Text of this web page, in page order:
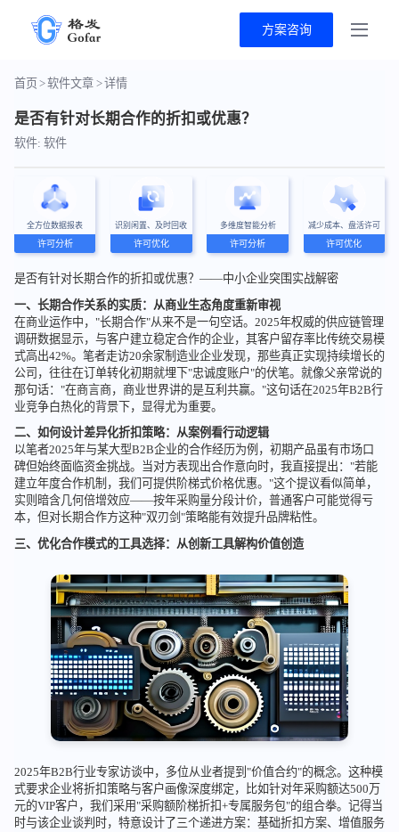
方案咨询
首页>软件文章 >详情
是否有针对长期合作的折扣或优惠？
软件: 软件
全方位数据报表
许可分析
识别闲置、及时回收
许可优化
多维度智能分析
许可分析
减少成本、盘活许可
许可优化
是否有针对长期合作的折扣或优惠？——中小企业突围实战解密
一、长期合作关系的实质：从商业生态角度重新审视
在商业运作中，"长期合作"从来不是一句空话。2025年权威的供应链管理
调研数据显示，与客户建立稳定合作的企业，其客户留存率比传统交易模
式高出42%。笔者走访20余家制造业企业发现，那些真正实现持续增长的
公司，往往在订单转化初期就埋下"忠诚度账户"的伏笔。就像父亲常说的
那句话："在商言商，商业世界讲的是互利共赢。"这句话在2025年B2B行
业竞争白热化的背景下，显得尤为重要。
二、如何设计差异化折扣策略：从案例看行动逻辑
以笔者2025年与某大型B2B企业的合作经历为例，初期产品虽有市场口
碑但始终面临资金挑战。当对方表现出合作意向时，我直接提出："若能
建立年度合作机制，我们可提供阶梯式价格优惠。"这个提议看似简单，
实则暗含几何倍增效应——按年采购量分段计价，普通客户可能觉得亏
本，但对长期合作方这种"双刃剑"策略能有效提升品牌粘性。
三、优化合作模式的工具选择：从创新工具解构价值创造
2025年B2B行业专家访谈中，多位从业者提到"价值合约"的概念。这种模
式要求企业将折扣策略与客户画像深度绑定，比如针对年采购额达500万
元的VIP客户，我们采用"采购额阶梯折扣+专属服务包"的组合拳。记得当
时与该企业谈判时，特意设计了三个递进方案：基础折扣方案、增值服务